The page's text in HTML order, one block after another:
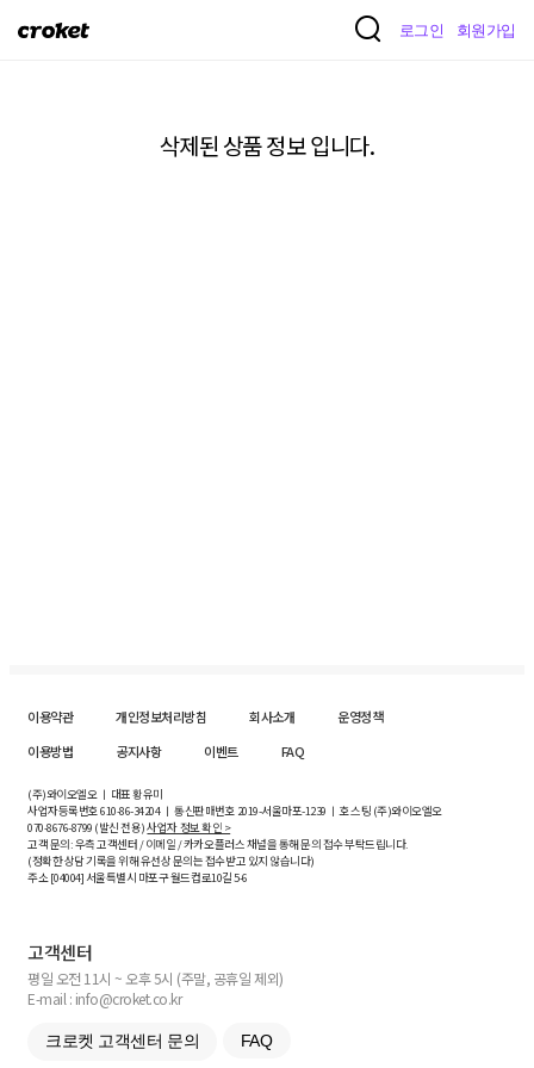
크
로그인 회원가입
삭제된 상품 정보 입니다.
이용약관 개인정보처리방침 회사소개
운영정책
이용방법
공지사항 이벤트 FAQ
(주)와이오엘오 ㅣ 대표 황유미
사업자등록번호610-86-34204ㅣ 통신판매번호 2019-서울마포-1239 ㅣ 호스팅 (주)와이오엘오
070-8676-8799 (발신 전용)사업자 정보 확인 >
고객 문의: 우측 고객센터 / 이메일 / 카카오플러스 채널을 통해 문의 접수 부탁드립니다.
(정확한 상담 기록을 위해 유선상 문의는 접수받고 있지 않습니다)
주소 [04004] 서울특별시 마포구 월드컵로10길5-6
고객센터
평일 오전 11시 ~ 오후 5시 (주말, 공휴일 제외)
E-mail : info@croket.co.kr
크로켓 고객센터 문의 FAQ